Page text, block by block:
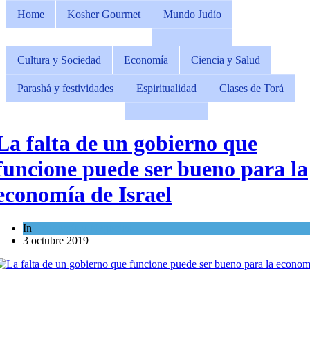
Home
Kosher Gourmet Mundo Judío
Cultura y Sociedad Economía Ciencia y Salud
Parashá y festividades Espiritualidad Clases de Torá
falta de un gobierno que
puede ser bueno para la
de Israel
In
3 octubre 2019